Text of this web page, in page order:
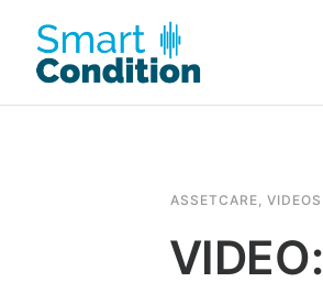
ASSETCARE, VIDEOS
VIDEO: